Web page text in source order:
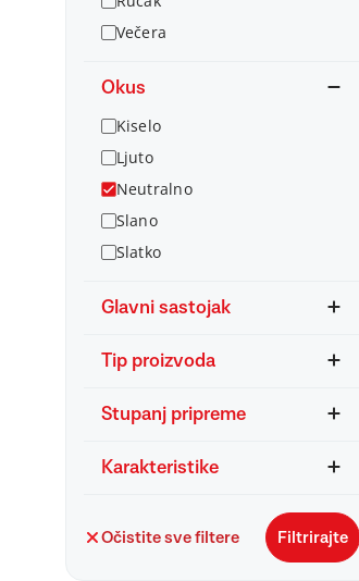
Večera
Okus
Kiselo
Ljuto
Neutralno
Slano
Slatko
Glavni sastojak
Tip proizvoda
Stupanj pripreme
Karakteristike
Očistite sve filtere Filtrirajte